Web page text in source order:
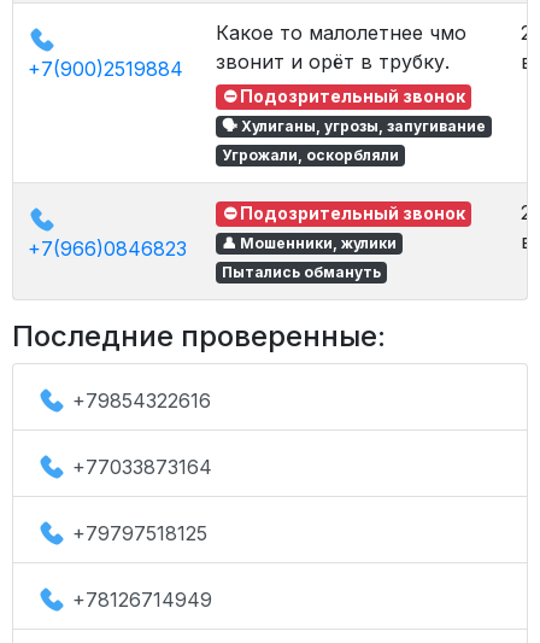
+7(900)2519884
Какое то малолетнее чмо
звонит и орёт в трубку.
⛔ Подозрительный звонок
🗣 Хулиганы, угрозы, запугивание
Угрожали, оскорбляли
в
+7(966)0846823
⛔ Подозрительный звонок
👤 Мошенники, жулики
Пытались обмануть
в
Последние проверенные:
+79854322616
+77033873164
+79797518125
+78126714949